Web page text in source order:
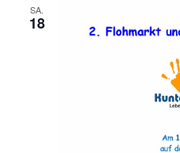
SA.
18